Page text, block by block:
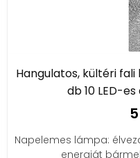
Hangulatos, kültéri
db 10 LED-
Napelemes lámpa:
energiát